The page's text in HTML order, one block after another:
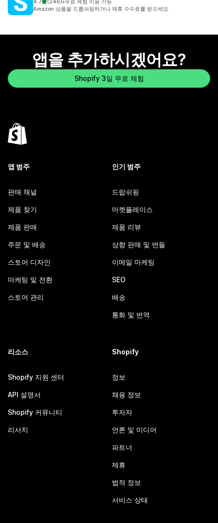
4.7 (246)
총 리뷰 246개
•무료 체험 이용 가능
Amazon 상품을 드롭쉬핑하거나 제휴 수수료를 받으세요.
앱을 추가하시겠어요?
Shopify 3일 무료 체험
앱 범주
판매 채널
제품 찾기
제품 판매
주문 및 배송
스토어 디자인
마케팅 및 전환
스토어 관리
인기 범주
드랍쉬핑
마켓플레이스
제품 리뷰
상향 판매 및 번들
이메일 마케팅
SEO
배송
통화 및 번역
리소스
Shopify 지원 센터
API 설명서
Shopify 커뮤니티
리서치
Shopify
정보
채용 정보
투자자
언론 및 미디어
파트너
제휴
법적 정보
서비스 상태